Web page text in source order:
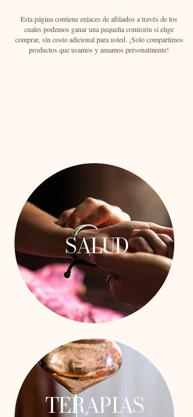
Esta página contiene enlaces de afiliados a través de los
cuales podemos ganar una pequeña comisión si elige
comprar, sin costo adicional para usted. ¡Solo compartimos
productos que usamos y amamos personalmente!
SALUD
TERAPIAS